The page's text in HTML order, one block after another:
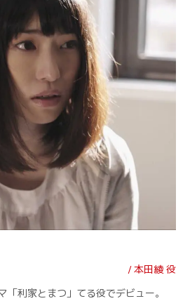
/ 本田綾 役
「利家とまつ」てる役でデビュー。